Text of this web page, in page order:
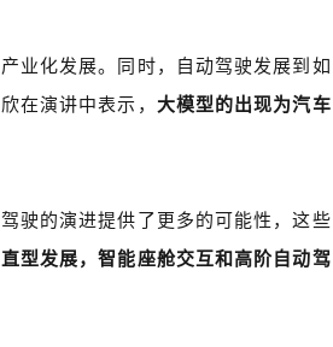
业化发展。同时，自动驾驶发展到如
在演讲中表示， 大模型的出现为汽车
驶的演进提供了更多的可能性，这些
型发展，智能座舱交互和高阶自动驾